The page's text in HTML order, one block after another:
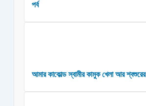
পর্ব
আমার কাকোল্ড স্বামীর কামুক খেলা আর